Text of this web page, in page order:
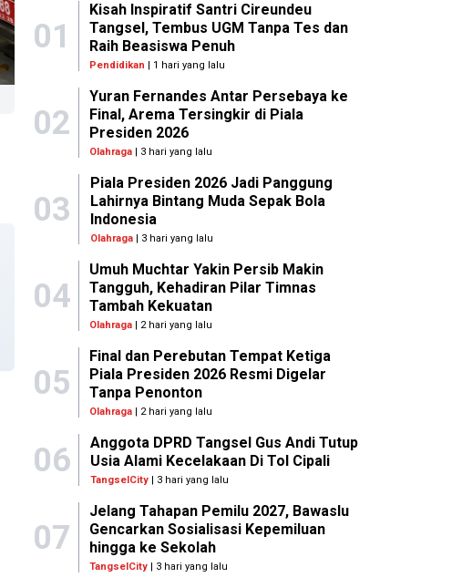
01
Kisah Inspiratif Santri Cireundeu
Tangsel, Tembus UGM Tanpa Tes dan
Raih Beasiswa Penuh
Pendidikan | 1 hari yang lalu
02
Yuran Fernandes Antar Persebaya ke
Final, Arema Tersingkir di Piala
Presiden 2026
Olahraga | 3 hari yang lalu
03
Piala Presiden 2026 Jadi Panggung
Lahirnya Bintang Muda Sepak Bola
Indonesia
Olahraga| 3 hari yang lalu
04
Umuh Muchtar Yakin Persib Makin
Tangguh, Kehadiran Pilar Timnas
Tambah Kekuatan
Olahraga | 2 hari yang lalu
05
Final dan Perebutan Tempat Ketiga
Piala Presiden 2026 Resmi Digelar
Tanpa Penonton
Olahraga | 2 hari yang lalu
06
Anggota DPRD Tangsel Gus Andi Tutup
Usia Alami Kecelakaan Di Tol Cipali
TangselCity| 3 hari yang lalu
07
Jelang Tahapan Pemilu 2027, Bawaslu
Gencarkan Sosialisasi Kepemiluan
hingga ke Sekolah
TangselCity | 3 hari yang lalu